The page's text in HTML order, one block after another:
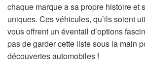
chaque marque a sa propre histoire et
uniques. Ces véhicules, qu’ils soient
vous offrent un éventail d’options
pas de garder cette liste sous la main
découvertes automobiles !